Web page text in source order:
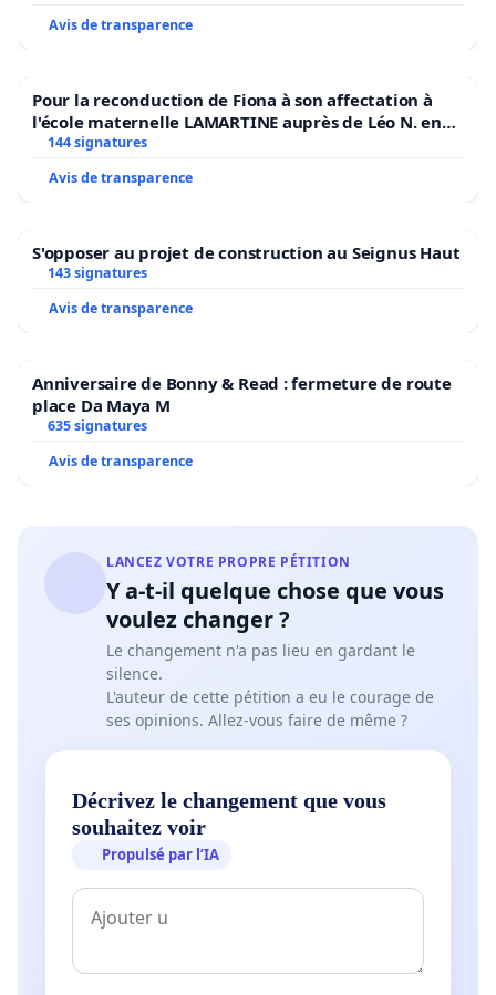
Avis de transparence
Pour la reconduction de Fiona à son affectation à
l'école maternelle LAMARTINE auprès de Léo N. en
2026/2027
144 signatures
Avis de transparence
S'opposer au projet de construction au Seignus Haut
143 signatures
Avis de transparence
Anniversaire de Bonny & Read : fermeture de route
place Da Maya M
635 signatures
Avis de transparence
LANCEZ VOTRE PROPRE PÉTITION
Y a-t-il quelque chose que vous
voulez changer ?
Le changement n'a pas lieu en gardant le
silence.
L'auteur de cette pétition a eu le courage de
ses opinions. Allez-vous faire de même ?
Décrivez le changement que vous
souhaitez voir
Propulsé par l’IA